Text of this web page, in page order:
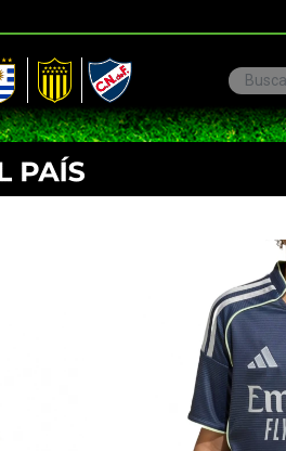
Peñarol Nacional